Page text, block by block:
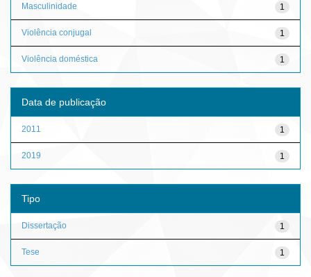
1
Masculinidade
1
Violência conjugal
1
Violência doméstica
Data de publicação
1
2011
1
2019
Tipo
1
Dissertação
1
Tese